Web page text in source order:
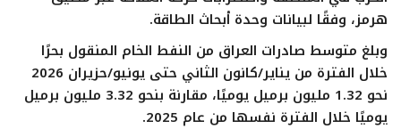
هرمز، وفقًا لبيانات وحدة أبحاث الطاقة.
وبلغ متوسط صادرات العراق من النفط الخام المنقول بحرًا
خلال الفترة من يناير/كانون الثاني حتى يونيو/حزيران 2026
نحو 1.32 مليون برميل يوميًا ، مقارنة بنحو
3.32 مليون برميل
يوميًا خلال الفترة نفسها من عام 2025.